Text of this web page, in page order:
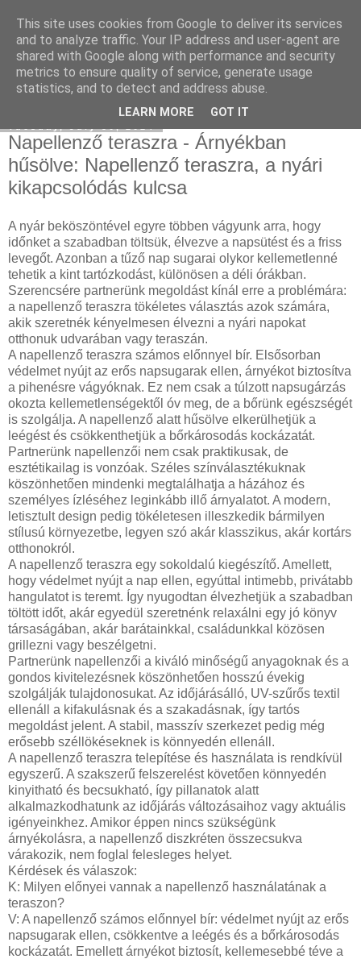
Mercedes külföldről
Napellenző teraszra - Árnyékban
hűsölve: Napellenző teraszra, a nyári
kikapcsolódás kulcsa
A nyár beköszöntével egyre többen vágyunk arra, hogy
időnket a szabadban töltsük, élvezve a napsütést és a friss
levegőt. Azonban a tűző nap sugarai olykor kellemetlenné
tehetik a kint tartózkodást, különösen a déli órákban.
Szerencsére partnerünk megoldást kínál erre a problémára:
a napellenző teraszra tökéletes választás azok számára,
akik szeretnék kényelmesen élvezni a nyári napokat
otthonuk udvarában vagy teraszán.
A napellenző teraszra számos előnnyel bír. Elsősorban
védelmet nyújt az erős napsugarak ellen, árnyékot biztosítva
a pihenésre vágyóknak. Ez nem csak a túlzott napsugárzás
okozta kellemetlenségektől óv meg, de a bőrünk egészségét
is szolgálja. A napellenző alatt hűsölve elkerülhetjük a
leégést és csökkenthetjük a bőrkárosodás kockázatát.
Partnerünk napellenzői nem csak praktikusak, de
esztétikailag is vonzóak. Széles színválasztékuknak
köszönhetően mindenki megtalálhatja a házához és
személyes ízléséhez leginkább illő árnyalatot. A modern,
letisztult design pedig tökéletesen illeszkedik bármilyen
stílusú környezetbe, legyen szó akár klasszikus, akár kortárs
otthonokról.
A napellenző teraszra egy sokoldalú kiegészítő. Amellett,
hogy védelmet nyújt a nap ellen, egyúttal intimebb, privátabb
hangulatot is teremt. Így nyugodtan élvezhetjük a szabadban
töltött időt, akár egyedül szeretnénk relaxálni egy jó könyv
társaságában, akár barátainkkal, családunkkal közösen
grillezni vagy beszélgetni.
Partnerünk napellenzői a kiváló minőségű anyagoknak és a
gondos kivitelezésnek köszönhetően hosszú évekig
szolgálják tulajdonosukat. Az időjárásálló, UV-szűrős textil
ellenáll a kifakulásnak és a szakadásnak, így tartós
megoldást jelent. A stabil, masszív szerkezet pedig még
erősebb széllökéseknek is könnyedén ellenáll.
A napellenző teraszra telepítése és használata is rendkívül
egyszerű. A szakszerű felszerelést követően könnyedén
kinyitható és becsukható, így pillanatok alatt
alkalmazkodhatunk az időjárás változásaihoz vagy aktuális
igényeinkhez. Amikor éppen nincs szükségünk
árnyékolásra, a napellenző diszkréten összecsukva
várakozik, nem foglal felesleges helyet.
Kérdések és válaszok:
K: Milyen előnyei vannak a napellenző használatának a
teraszon?
V: A napellenző számos előnnyel bír: védelmet nyújt az erős
napsugarak ellen, csökkentve a leégés és a bőrkárosodás
kockázatát. Emellett árnyékot biztosít, kellemesebbé téve a
This site uses cookies from Google to deliver its services
and to analyze traffic. Your IP address and user-agent are
shared with Google along with performance and security
metrics to ensure quality of service, generate usage
statistics, and to detect and address abuse.
LEARN MORE GOT IT